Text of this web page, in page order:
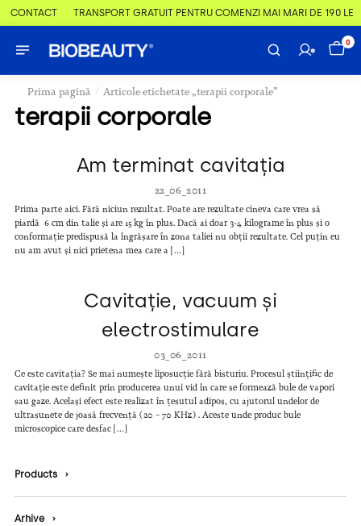
CONTACT TRANSPORT GRATUIT PENTRU COMENZI MAI MARI DE 190 LEI
0
Prima pagină / Articole etichetate „terapii corporale”
terapii corporale
Am terminat cavitația
22_06_2011
Prima parte aici. Fără niciun rezultat. Poate are rezultate cineva care vrea să
piardă 6 cm din talie și are 15 kg în plus. Dacă ai doar 3-4 kilograme în plus și o
conformație predispusă la îngrășare în zona taliei nu obții rezultate. Cel puțin eu
nu am avut și nici prietena mea care a […]
Cavitație, vacuum și
electrostimulare
03_06_2011
Ce este cavitația? Se mai numește liposucție fără bisturiu. Procesul științific de
cavitație este definit prin producerea unui vid în care se formează bule de vapori
sau gaze. Același efect este realizat în țesutul adipos, cu ajutorul undelor de
ultrasunete de joasă frecvență (20 – 70 KHz) . Aceste unde produc bule
microscopice care desfac […]
Products ›
Arhive ›